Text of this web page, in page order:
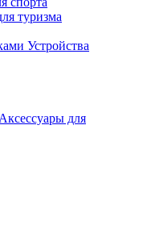
туризма
Устройства
Аксессуары для